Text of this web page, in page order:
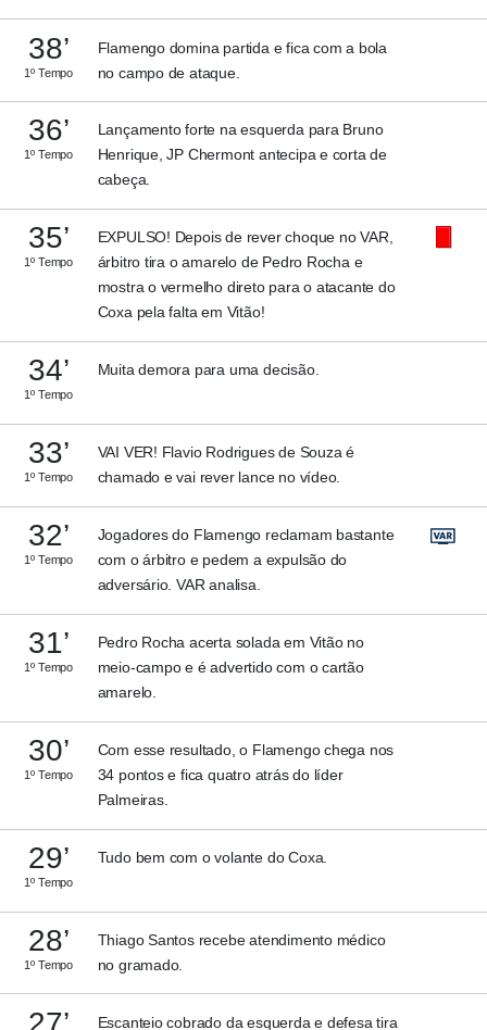
38’
1º Tempo
Flamengo domina partida e fica com a bola
no campo de ataque.
36’
1º Tempo
Lançamento forte na esquerda para Bruno
Henrique, JP Chermont antecipa e corta de
cabeça.
35’
1º Tempo
EXPULSO! Depois de rever choque no VAR,
árbitro tira o amarelo de Pedro Rocha e
mostra o vermelho direto para o atacante do
Coxa pela falta em Vitão!
34’
1º Tempo
Muita demora para uma decisão.
33’
1º Tempo
VAI VER! Flavio Rodrigues de Souza é
chamado e vai rever lance no vídeo.
32’
1º Tempo
Jogadores do Flamengo reclamam bastante
com o árbitro e pedem a expulsão do
adversário. VAR analisa.
31’
1º Tempo
Pedro Rocha acerta solada em Vitão no
meio-campo e é advertido com o cartão
amarelo.
30’
1º Tempo
Com esse resultado, o Flamengo chega nos
34 pontos e fica quatro atrás do líder
Palmeiras.
29’
1º Tempo
Tudo bem com o volante do Coxa.
28’
1º Tempo
Thiago Santos recebe atendimento médico
no gramado.
27’ Escanteio cobrado da esquerda e defesa tira